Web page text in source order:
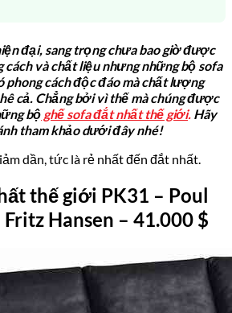
đại, sang trọng chưa bao giờ được
cách và chất liệu nhưng những bộ sofa
phong cách độc đáo mà chất lượng
cả. Chẳng bởi vì thế mà chúng được
bộ ghế sofa đắt nhất thế giới. Hãy
tham khảo dưới đây nhé!
dần, tức là rẻ nhất đến đắt nhất.
thế giới PK31 – Poul
Fritz Hansen – 41.000 $